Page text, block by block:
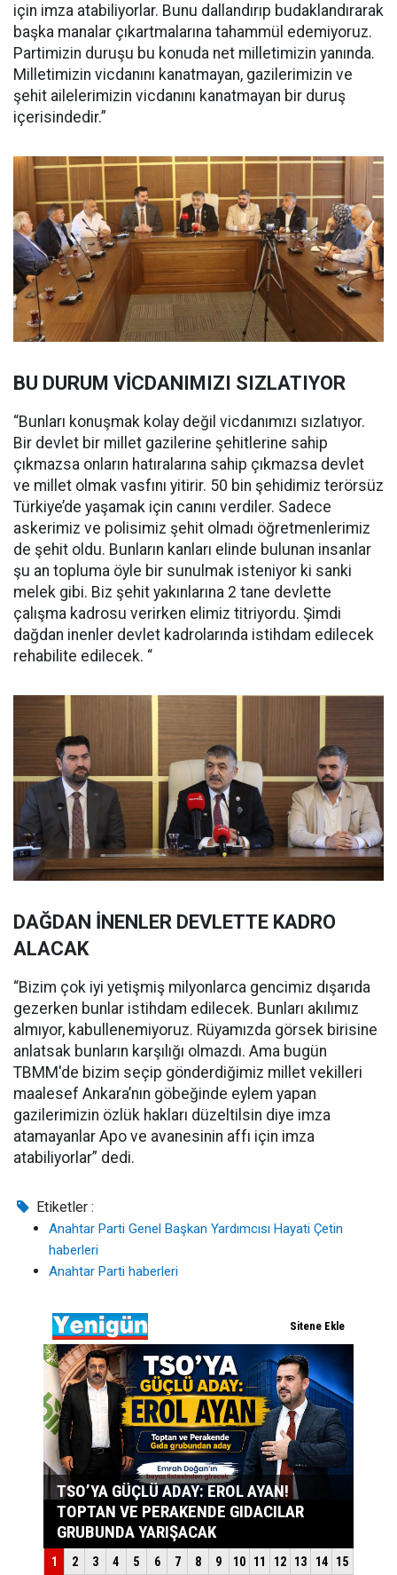
için imza atabiliyorlar. Bunu dallandırıp budaklandırarak
başka manalar çıkartmalarına tahammül edemiyoruz.
Partimizin duruşu bu konuda net milletimizin yanında.
Milletimizin vicdanını kanatmayan, gazilerimizin ve
şehit ailelerimizin vicdanını kanatmayan bir duruş
içerisindedir.”
BU DURUM VİCDANIMIZI SIZLATIYOR
“Bunları konuşmak kolay değil vicdanımızı sızlatıyor.
Bir devlet bir millet gazilerine şehitlerine sahip
çıkmazsa onların hatıralarına sahip çıkmazsa devlet
ve millet olmak vasfını yitirir. 50 bin şehidimiz terörsüz
Türkiye’de yaşamak için canını verdiler. Sadece
askerimiz ve polisimiz şehit olmadı öğretmenlerimiz
de şehit oldu. Bunların kanları elinde bulunan insanlar
şu an topluma öyle bir sunulmak isteniyor ki sanki
melek gibi. Biz şehit yakınlarına 2 tane devlette
çalışma kadrosu verirken elimiz titriyordu. Şimdi
dağdan inenler devlet kadrolarında istihdam edilecek
rehabilite edilecek. “
DAĞDAN İNENLER DEVLETTE KADRO
ALACAK
“Bizim çok iyi yetişmiş milyonlarca gencimiz dışarıda
gezerken bunlar istihdam edilecek. Bunları akılımız
almıyor, kabullenemiyoruz. Rüyamızda görsek birisine
anlatsak bunların karşılığı olmazdı. Ama bugün
TBMM'de bizim seçip gönderdiğimiz millet vekilleri
maalesef Ankara’nın göbeğinde eylem yapan
gazilerimizin özlük hakları düzeltilsin diye imza
atamayanlar Apo ve avanesinin affı için imza
atabiliyorlar” dedi.
Etiketler :
Anahtar Parti Genel Başkan Yardımcısı Hayati Çetin
haberleri
Anahtar Parti haberleri